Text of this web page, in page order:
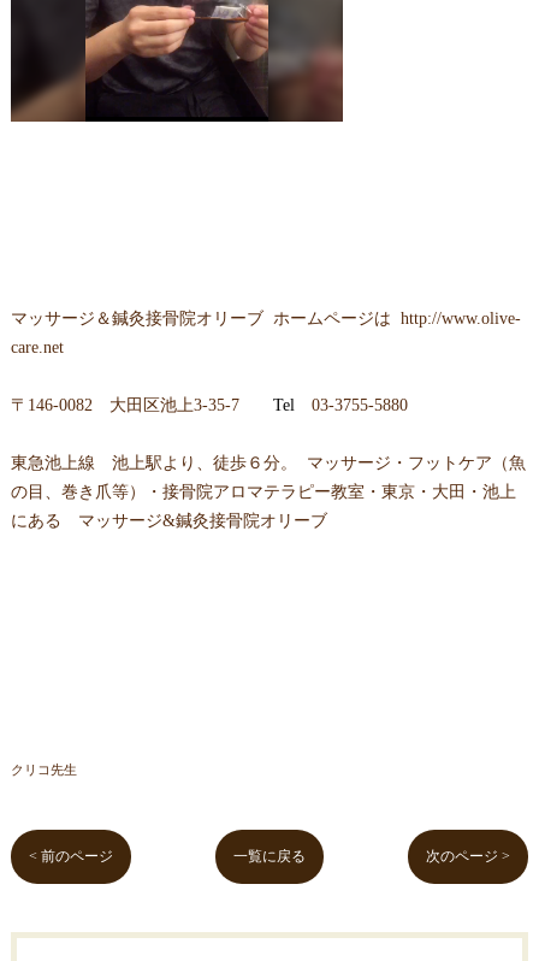
マッサージ＆鍼灸接骨院オリーブ ホームページは http://www.olive-
care.net
〒146-0082 大田区池上3-35-7Tel 03-3755-5880
東急池上線 池上駅より、徒歩６分。 マッサージ・フットケア（魚
の目、巻き爪等）・接骨院アロマテラピー教室・東京・大田・池上
にある マッサージ&鍼灸接骨院オリーブ
クリコ先生
< 前のページ 一覧に戻る 次のページ >